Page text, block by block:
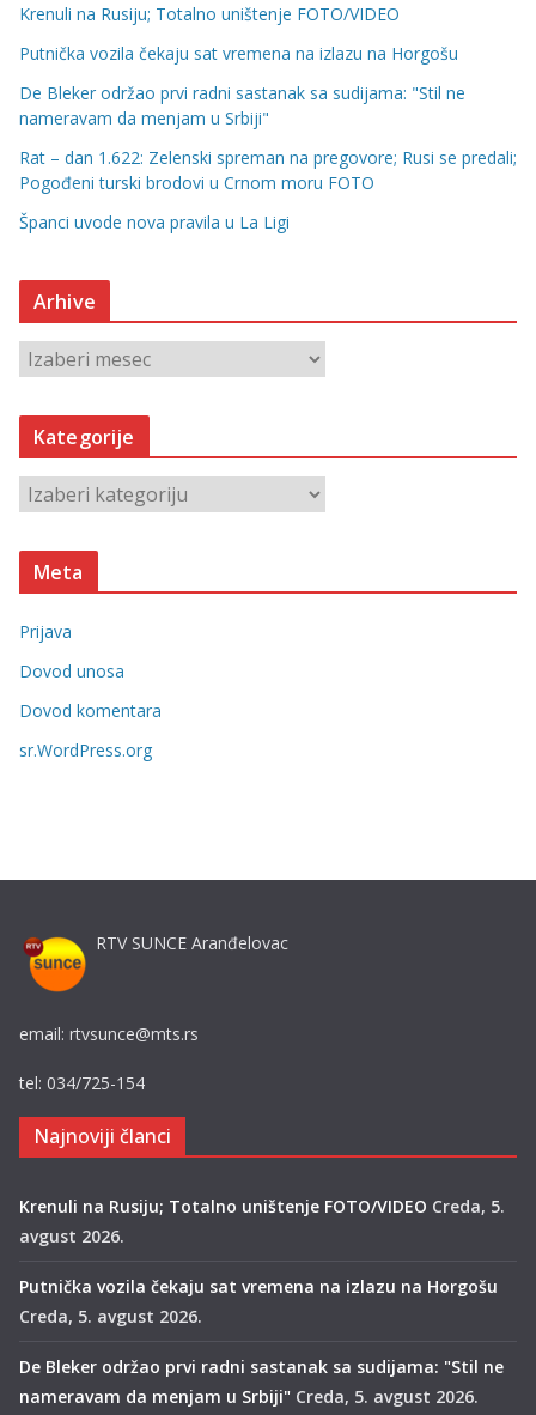
Krenuli na Rusiju; Totalno uništenje FOTO/VIDEO
Putnička vozila čekaju sat vremena na izlazu na Horgošu
De Bleker održao prvi radni sastanak sa sudijama: "Stil ne
nameravam da menjam u Srbiji"
Rat – dan 1.622: Zelenski spreman na pregovore; Rusi se predali;
Pogođeni turski brodovi u Crnom moru FOTO
Španci uvode nova pravila u La Ligi
Arhive
r
h
v
Kategorije
a
t
o
r
i
e
Meta
Prijava
Dovod unosa
Dovod komentara
sr.WordPress.org
RTV SUNCE Aranđelovac
email: rtvsunce@mts.rs
tel: 034/725-154
Najnoviji članci
Krenuli na Rusiju; Totalno uništenje FOTO/VIDEO Creda, 5.
avgust 2026.
Putnička vozila čekaju sat vremena na izlazu na Horgošu
Creda, 5. avgust 2026.
De Bleker održao prvi radni sastanak sa sudijama: "Stil ne
nameravam da menjam u Srbiji" Creda, 5. avgust 2026.